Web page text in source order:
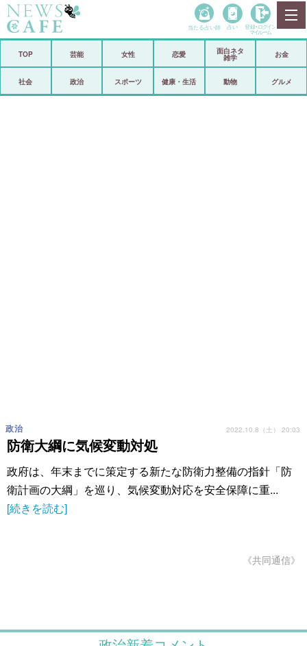
政治
当たる占い師 占い 登録• ログイン
マイルーム
TOP 芸能 女性 恋愛
面白ネタ
雑学
お金
社会 政治 スポーツ 健康・生活 動物 グルメ
防衛大綱に気候変動対処
政治 2022.10.8（土） 20:03
政府は、年末までに策定する新たな防衛力整備の指針「防
衛計画の大綱」を巡り、気候変動対応を安全保障に重...
[続きを読む]
《共同通信》